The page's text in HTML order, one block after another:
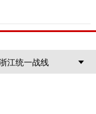
江统一战线